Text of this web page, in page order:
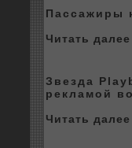
Пассажиры
Читать
Звезда
рeкламой
Читать